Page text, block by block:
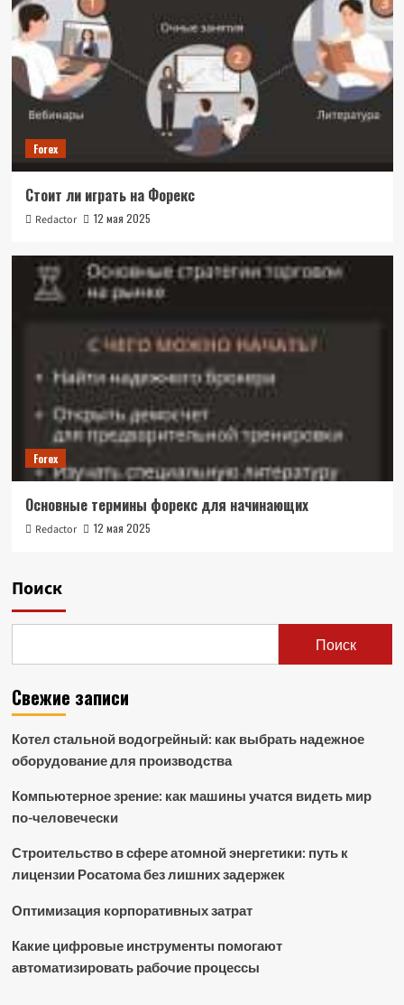
Forex
Стоит ли играть на Форекс
Redactor 12 мая 2025
Forex
Основные термины форекс для начинающих
Redactor 12 мая 2025
Поиск
Поиск
Свежие записи
Котел стальной водогрейный: как выбрать надежное
оборудование для производства
Компьютерное зрение: как машины учатся видеть мир
по-человечески
Строительство в сфере атомной энергетики: путь к
лицензии Росатома без лишних задержек
Оптимизация корпоративных затрат
Какие цифровые инструменты помогают
автоматизировать рабочие процессы